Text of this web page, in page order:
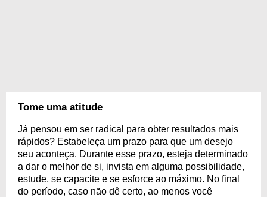
Tome uma atitude
Já pensou em ser radical para obter resultados mais
rápidos? Estabeleça um prazo para que um desejo
seu aconteça. Durante esse prazo, esteja determinado
a dar o melhor de si, invista em alguma possibilidade,
estude, se capacite e se esforce ao máximo. No final
do período, caso não dê certo, ao menos você